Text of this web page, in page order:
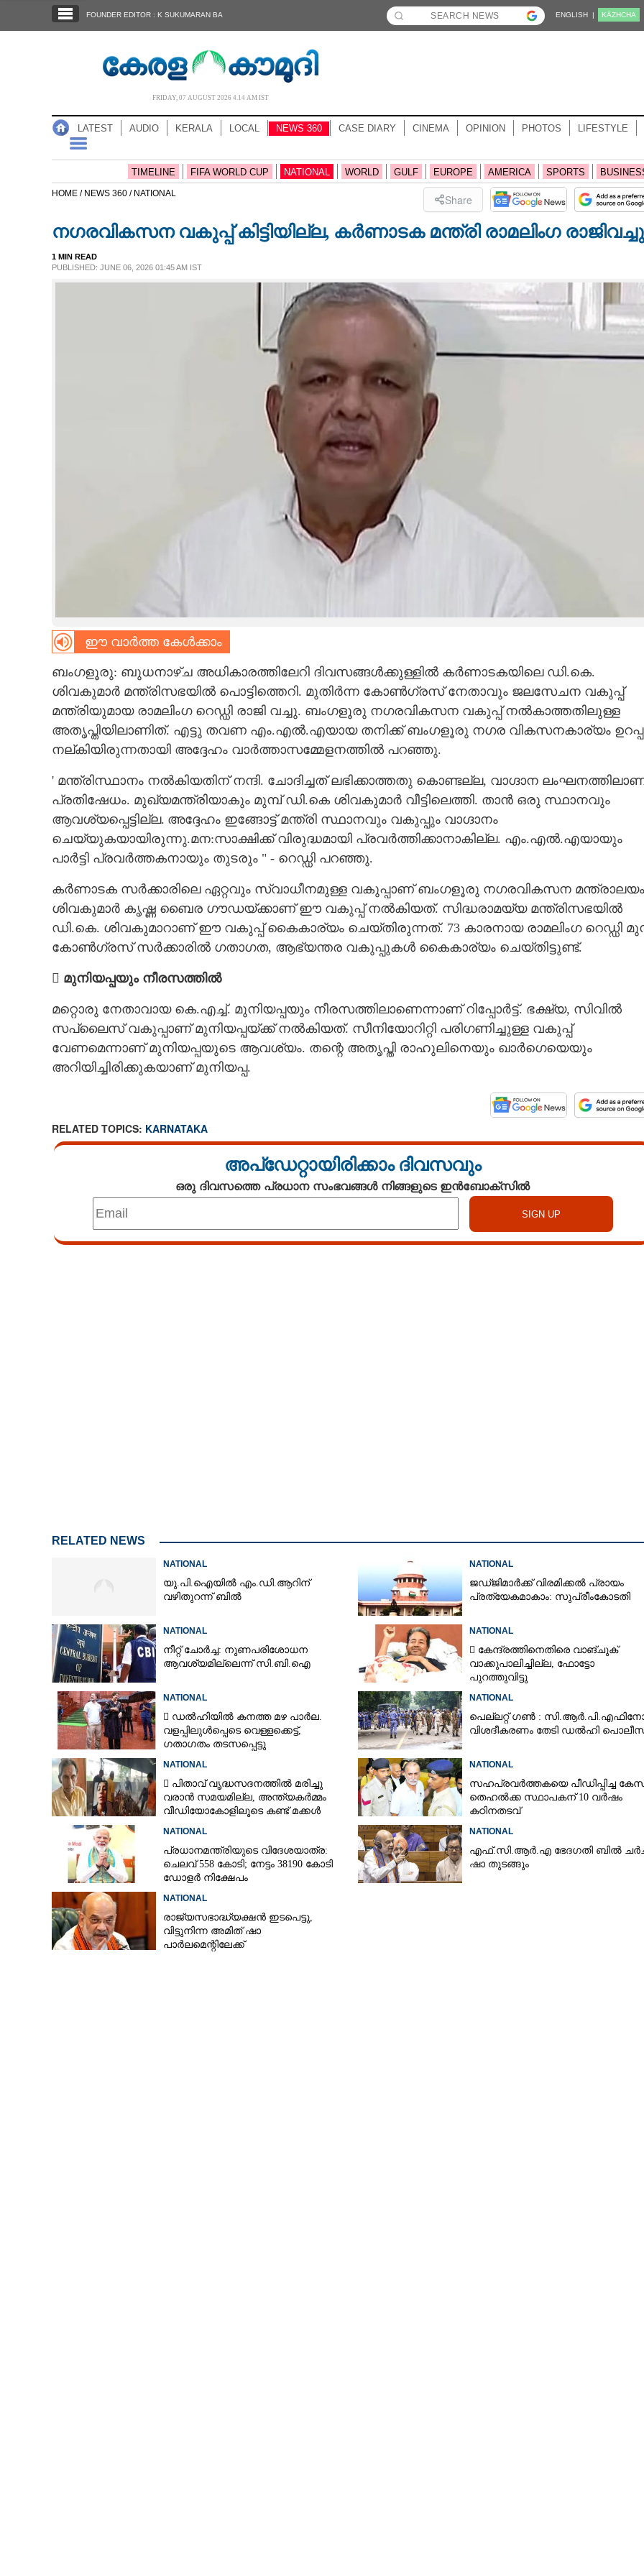
NOTIFIED NEWS
CARTOONS
LITERATURE
CONTACT US
FOUNDER EDITOR : K SUKUMARAN BA ENGLISH | KĀZHCHA
FRIDAY, 07 AUGUST 2026 4.14 AM IST
LATEST AUDIO KERALA LOCAL NEWS 360 CASE DIARY CINEMA OPINION PHOTOS LIFESTYLE
TIMELINE FIFA WORLD CUP NATIONAL WORLD GULF EUROPE AMERICA SPORTS
HOME / NEWS 360 / NATIONAL Share
നഗരവികസന വകുപ്പ് കിട്ടിയില്ല, കർണാടക മന്ത്രി രാമലിംഗ രാജിവച്ചു
1 MIN READ
PUBLISHED: JUNE 06, 2026 01:45 AM IST
ഈ വാർത്ത കേൾക്കാം
ബംഗളൂരു: ബുധനാഴ്ച അധികാരത്തിലേറി ദിവസങ്ങൾക്കുള്ളിൽ കർണാടകയിലെ ഡി.കെ.
ശിവകുമാർ മന്ത്രിസഭയിൽ പൊട്ടിത്തെറി. മുതിർന്ന കോൺഗ്രസ് നേതാവും ജലസേചന വകുപ്പ്
മന്ത്രിയുമായ രാമലിംഗ റെഡ്ഡി രാജി വച്ചു. ബംഗളൂരു നഗരവികസന വകുപ്പ് നൽകാത്തതിലുള്ള
അതൃപ്തിയിലാണിത്. എട്ടു തവണ എം.എൽ.എയായ തനിക്ക് ബംഗളൂരു നഗര വികസനകാര്യം
നല്കിയിരുന്നതായി അദ്ദേഹം വാർത്താസമ്മേളനത്തിൽ പറഞ്ഞു.
' മന്ത്രിസ്ഥാനം നൽകിയതിന് നന്ദി. ചോദിച്ചത് ലഭിക്കാത്തതു കൊണ്ടല്ല,​ വാഗ്ദാന
പ്രതിഷേധം. മുഖ്യമന്ത്രിയാകും മുമ്പ് ഡി.കെ ശിവകുമാർ വീട്ടിലെത്തി. താൻ ഒരു സ്ഥാനവും
ആവശ്യപ്പെട്ടില്ല. അദ്ദേഹം ഇങ്ങോട്ട് മന്ത്രി സ്ഥാനവും വകുപ്പും വാഗ്ദാനം
ചെയ്യുകയായിരുന്നു.മന:സാക്ഷിക്ക് വിരുദ്ധമായി പ്രവർത്തിക്കാനാകില്ല. എം.എൽ.എയായും
പാർട്ടി പ്രവർത്തകനായും തുടരും " - റെഡ്ഡി പറഞ്ഞു.
കർണാടക സർക്കാരിലെ ഏറ്റവും സ്വാധീനമുള്ള വകുപ്പാണ് ബംഗളൂരു നഗരവികസന മന്ത്രാലയം
ശിവകുമാർ കൃഷ്ണ ബൈര ഗൗഡയ്ക്കാണ് ഈ വകുപ്പ് നൽകിയത്. സിദ്ധരാമയ്യ മന്ത്രിസഭയിൽ
ഡി.കെ. ശിവകുമാറാണ് ഈ വകുപ്പ് കൈകാര്യം ചെയ്തിരുന്നത്. 73 കാരനായ രാമലിംഗ റെഡ്ഡി
കോൺഗ്രസ് സർക്കാരിൽ ഗതാഗത, ആഭ്യന്തര വകുപ്പുകൾ കൈകാര്യം ചെയ്തിട്ടുണ്ട്.
 മുനിയപ്പയും നീരസത്തിൽ
മറ്റൊരു നേതാവായ കെ.എച്ച്. മുനിയപ്പയും നീരസത്തിലാണെന്നാണ് റിപ്പോർട്ട്. ഭക്ഷ്യ, സിവിൽ
സപ്ലൈസ് വകുപ്പാണ് മുനിയപ്പയ്ക്ക് നൽകിയത്. സീനിയോറിറ്റി പരിഗണിച്ചുള്ള വകുപ്പ്
വേണമെന്നാണ് മുനിയപ്പയുടെ ആവശ്യം. തന്റെ അതൃപ്തി രാഹുലിനെയും ഖാർഗെയെയും
അറിയിച്ചിരിക്കുകയാണ് മുനിയപ്പ.
RELATED TOPICS: KARNATAKA
അപ്ഡേറ്റായിരിക്കാം ദിവസവും
ഒരു ദിവസത്തെ പ്രധാന സംഭവങ്ങൾ നിങ്ങളുടെ ഇൻബോക്സിൽ
RELATED NEWS
NATIONAL
യു.പി.ഐയിൽ എം.ഡി.ആറിന്
വഴിതുറന്ന് ബിൽ
NATIONAL
ജഡ്‌ജിമാർക്ക് വിരമിക്കൽ പ്രായം
പ്രത്യേകമാകാം: സുപ്രീംകോടതി
NATIONAL
നീറ്റ് ചോർച്ച: നുണപരിശോധന
ആവശ്യമില്ലെന്ന് സി.ബി.ഐ
NATIONAL
 കേന്ദ്രത്തിനെതിരെ വാങ്‌ചുക്
വാക്കുപാലിച്ചില്ല, ഫോട്ടോ
പുറത്തുവിട്ടു
NATIONAL
 ഡൽഹിയിൽ കനത്ത മഴ പാർല.
വളപ്പിലുൾപ്പെടെ വെള്ളക്കെട്ട്,
ഗതാഗതം തടസപ്പെട്ടു
NATIONAL
പെല്ലറ്റ് ഗൺ :
വിശദീകരണം തേടി ഡൽഹി
NATIONAL
 പിതാവ് വൃദ്ധസദനത്തിൽ മരിച്ചു
വരാൻ സമയമില്ല,​ അന്ത്യകർമ്മം
വീഡിയോകോളിലൂടെ കണ്ട് മക്കൾ
NATIONAL
സഹപ്രവർത്തകയെ പീഡിപ്പിച്ച
തെഹൽക്ക സ്ഥാപകന് 10 വർഷം
കഠിനതടവ്
NATIONAL
പ്രധാനമന്ത്രിയുടെ വിദേശയാത്ര:
ചെലവ് 558 കോടി; നേട്ടം 38190 കോടി
ഡോളർ നിക്ഷേപം
NATIONAL
എ​ഫ്.​സി.​ആ​ർ.​എ​ ​ഭേ​ദ​ഗ​തി​ ​ബിൽ
ഷാ​ ​തുടങ്ങും
NATIONAL
രാജ്യസഭാദ്ധ്യക്ഷൻ ഇടപെട്ടു,
വിട്ടുനിന്ന അമിത് ഷാ
പാർലമെന്റിലേക്ക്
നഗരവികസന വകുപ്പ് കിട്ടിയില്ല,
കർണാടക മന്ത്രി രാമലിംഗ രാജിവച്ചു
Copy Link